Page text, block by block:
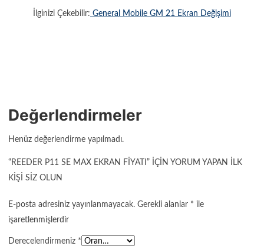
İlginizi Çekebilir: General Mobile GM 21 Ekran Değişimi
Değerlendirmeler
Henüz değerlendirme yapılmadı.
“REEDER P11 SE MAX EKRAN FIYATI” IÇIN YORUM YAPAN ILK
KIŞI SIZ OLUN
E-posta adresiniz yayınlanmayacak. Gerekli alanlar * ile
işaretlenmişlerdir
Derecelendirmeniz *